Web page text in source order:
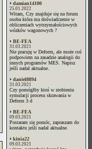
damian14100
25.01.2022
Witam, Czy znajduje się na forum
osoba która ma doświadczenie w
obliczeniach wytrzymałościowych
wózków wagonowych ?
BE-FEA
31.03.2021
Nie pracuję w Deform, ale może coś
podpowiem na zasadzie analogii do
innych programów MES. Napisz
jeśli nadal aktualne.
daniel8894
31.03.2021
Czy pomógłby ktoś w zrobieniu
symulacji procesu skrawania w
Deform 3 d
BE-FEA
09.03.2021
Postaram się pomóc, zapraszam do
kontaktu jeśli nadal aktualne.
kinia22
09.03.2021